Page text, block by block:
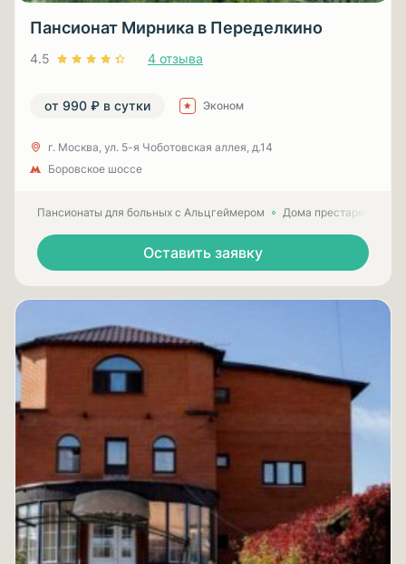
Пансионат Мирника в Переделкино
4.5 4 отзыва
от 990 ₽ в сутки Эконом
г. Москва, ул. 5-я Чоботовская аллея, д.14
Боровское шоссе
Пансионаты для больных с Альцгеймером Дома престарелых
Оставить заявку